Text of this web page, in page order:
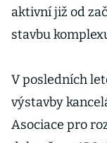
aktivní již od
stavbu
V posledních
výstavby
Asociace pro